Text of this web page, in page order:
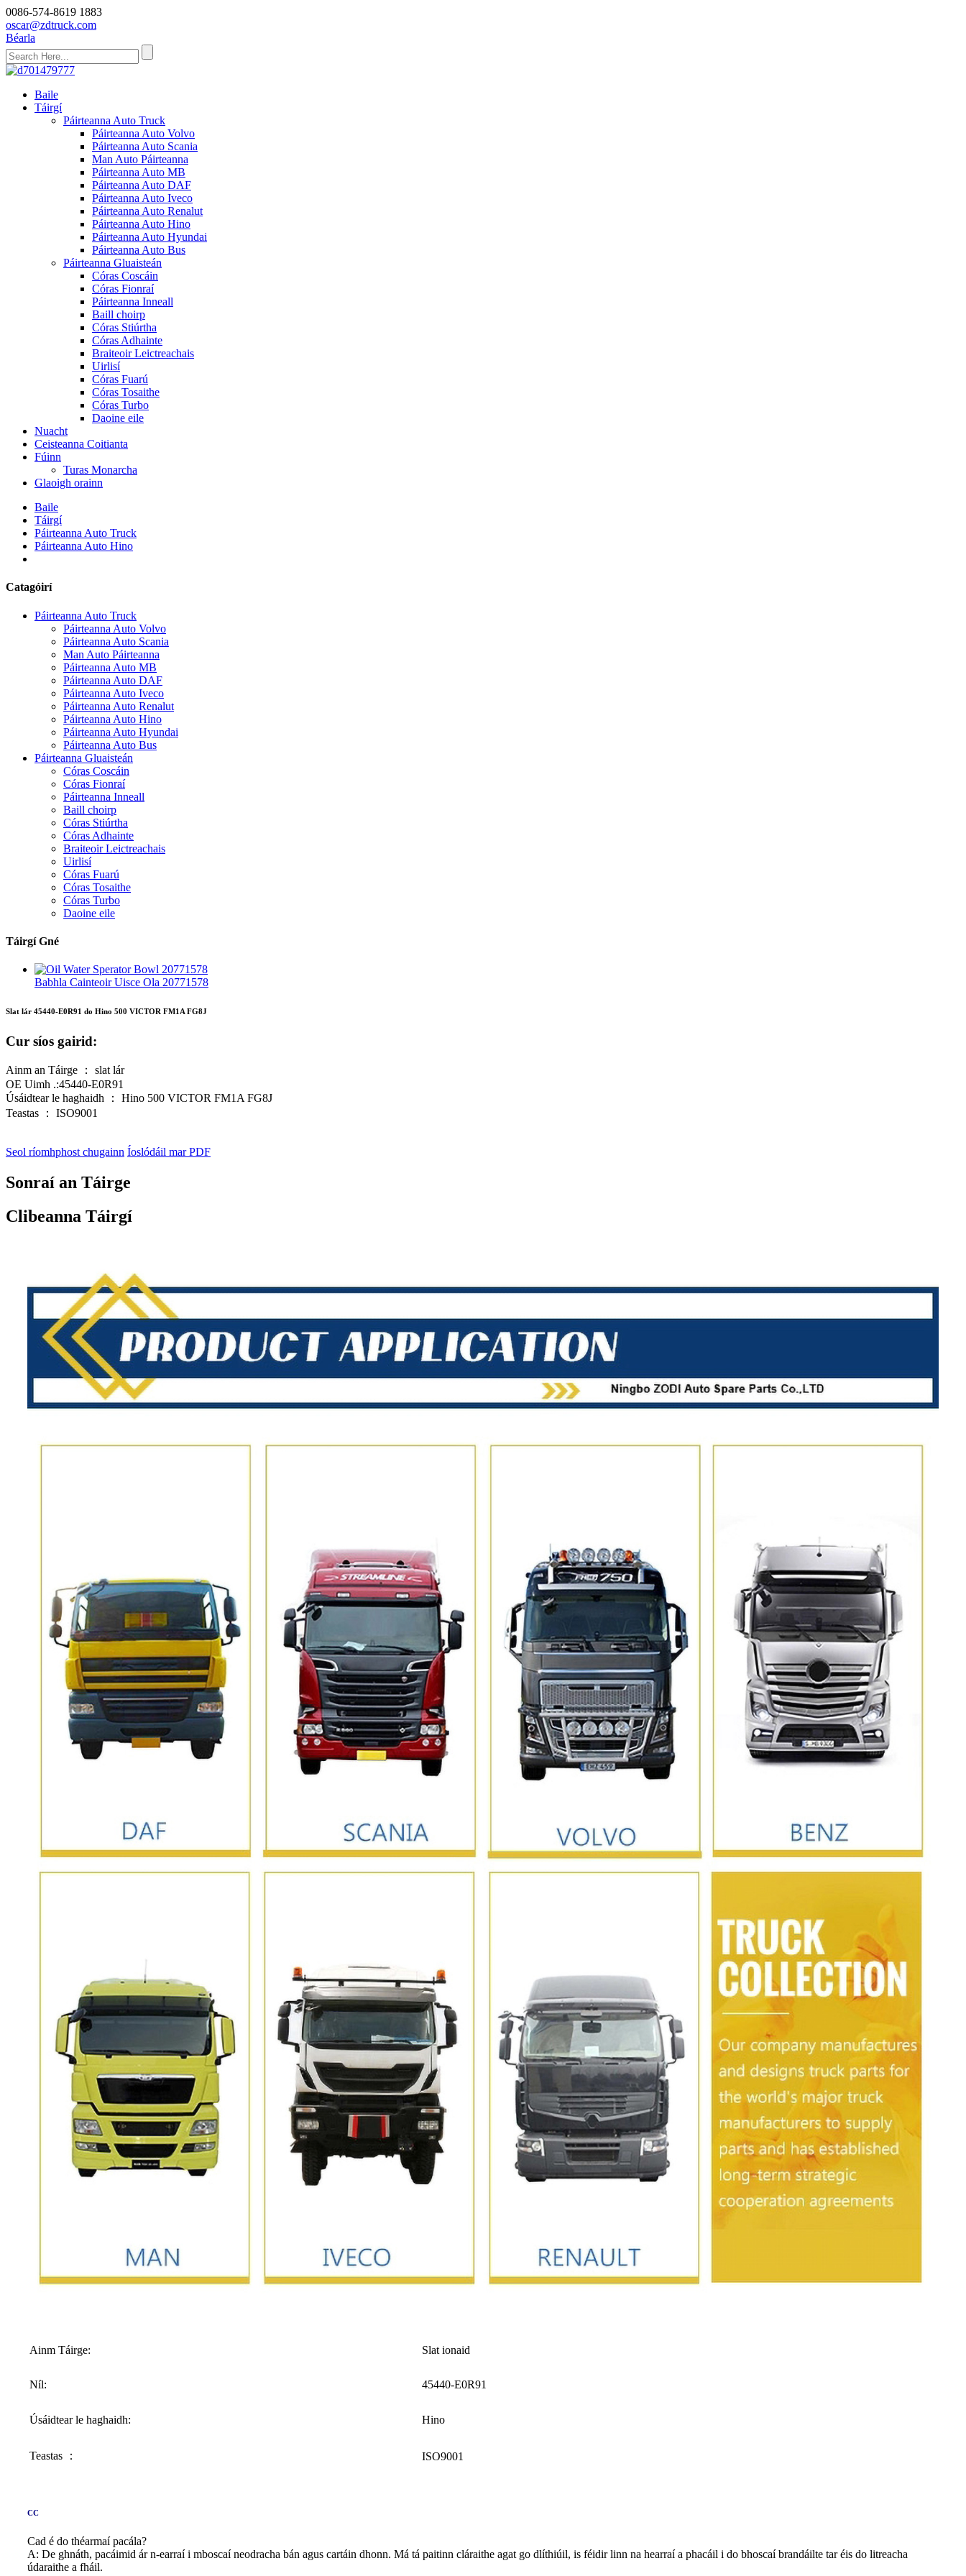
0086-574-8619 1883
oscar@zdtruck.com
Béarla
Baile
Táirgí
Páirteanna Auto Truck
Páirteanna Auto Volvo
Páirteanna Auto Scania
Man Auto Páirteanna
Páirteanna Auto MB
Páirteanna Auto DAF
Páirteanna Auto Iveco
Páirteanna Auto Renalut
Páirteanna Auto Hino
Páirteanna Auto Hyundai
Páirteanna Auto Bus
Páirteanna Gluaisteán
Córas Coscáin
Córas Fionraí
Páirteanna Inneall
Baill choirp
Córas Stiúrtha
Córas Adhainte
Braiteoir Leictreachais
Uirlisí
Córas Fuarú
Córas Tosaithe
Córas Turbo
Daoine eile
Nuacht
Ceisteanna Coitianta
Fúinn
Turas Monarcha
Glaoigh orainn
Baile
Táirgí
Páirteanna Auto Truck
Páirteanna Auto Hino
Catagóirí
Páirteanna Auto Truck
Páirteanna Auto Volvo
Páirteanna Auto Scania
Man Auto Páirteanna
Páirteanna Auto MB
Páirteanna Auto DAF
Páirteanna Auto Iveco
Páirteanna Auto Renalut
Páirteanna Auto Hino
Páirteanna Auto Hyundai
Páirteanna Auto Bus
Páirteanna Gluaisteán
Córas Coscáin
Córas Fionraí
Páirteanna Inneall
Baill choirp
Córas Stiúrtha
Córas Adhainte
Braiteoir Leictreachais
Uirlisí
Córas Fuarú
Córas Tosaithe
Córas Turbo
Daoine eile
Táirgí Gné
Babhla Cainteoir Uisce Ola 20771578
Slat lár 45440-E0R91 do Hino 500 VICTOR FM1A FG8J
Cur síos gairid:
Ainm an Táirge ： slat lár
OE Uimh .:45440-E0R91
Úsáidtear le haghaidh ： Hino 500 VICTOR FM1A FG8J
Teastas ： ISO9001
Seol ríomhphost chugainn Íoslódáil mar PDF
Sonraí an Táirge
Clibeanna Táirgí
Ainm Táirge: Slat ionaid
Níl: 45440-E0R91
Úsáidtear le haghaidh: Hino
Teastas ： ISO9001
CC
Cad é do théarmaí pacála?
A: De ghnáth, pacáimid ár n-earraí i mboscaí neodracha bán agus cartáin dhonn. Má tá paitinn cláraithe agat go dlíthiúil, is féidir linn na hearraí a phacáil i do bhoscaí brandáilte tar éis do litreacha
údaraithe a fháil.